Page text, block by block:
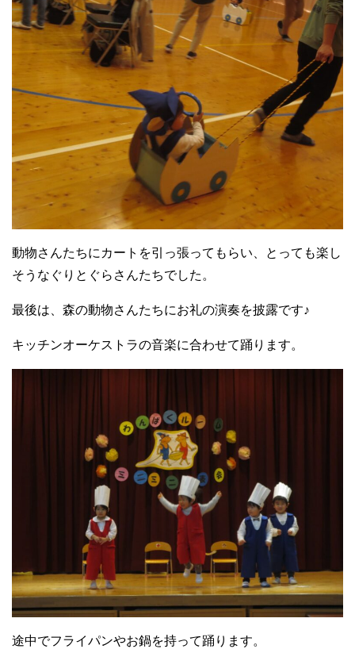
動物さんたちにカートを引っ張ってもらい、とっても楽し
そうなぐりとぐらさんたちでした。
最後は、森の動物さんたちにお礼の演奏を披露です♪
キッチンオーケストラの音楽に合わせて踊ります。
途中でフライパンやお鍋を持って踊ります。